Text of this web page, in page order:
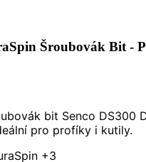
Šroubovák Bit -
bit Senco DS300
pro profíky i kutily.
+3